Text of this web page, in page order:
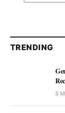
TRENDING
5